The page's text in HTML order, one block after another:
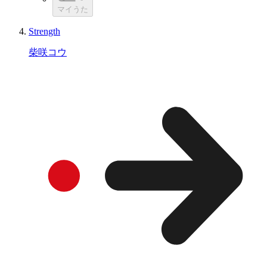
マイうた
Strength
柴咲コウ